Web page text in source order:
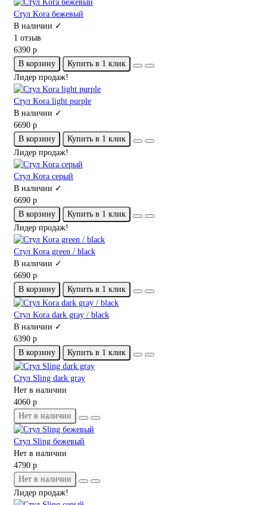
Стул Kora бежевый
В наличии ✓
1 отзыв
6390 р
В корзину
Купить в 1 клик
Лидер продаж!
Стул Kora light purple
В наличии ✓
6690 р
В корзину
Купить в 1 клик
Лидер продаж!
Стул Kora серый
В наличии ✓
6690 р
В корзину
Купить в 1 клик
Лидер продаж!
Стул Kora green / black
В наличии ✓
6690 р
В корзину
Купить в 1 клик
Стул Kora dark gray / black
В наличии ✓
6390 р
В корзину
Купить в 1 клик
Стул Sling dark gray
Нет в наличии
4060 р
Нет в наличии
Стул Sling бежевый
Нет в наличии
4790 р
Нет в наличии
Лидер продаж!